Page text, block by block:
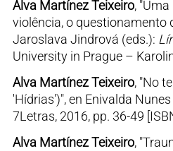
Alva Martínez Teixeiro,
violência, o questionamento
Jaroslava Jindrová (eds.):
University in Prague –
Alva Martínez Teixeiro, "No
'Hídrias')", en Enivalda
7Letras, 2016, pp. 36-49
Alva Martínez Teixeiro,